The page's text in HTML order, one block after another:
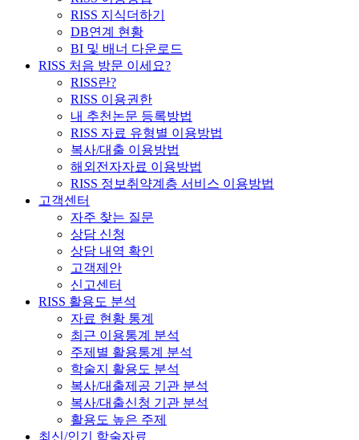
RISS 지식더하기
DB연계 현황
BI 및 배너 다운로드
RISS 처음 방문 이세요?
RISS란?
RISS 이용권한
내 추천논문 등록방법
RISS 자료 유형별 이용방법
복사/대출 이용방법
해외전자자료 이용방법
RISS 정보취약계층 서비스 이용방법
고객센터
자주 찾는 질문
상담 신청
상담 내역 확인
고객제안
신고센터
RISS 활용도 분석
자료 현황 통계
최근 이용통계 분석
주제별 활용통계 분석
학술지 활용도 분석
복사/대출제공 기관 분석
복사/대출신청 기관 분석
활용도 높은 주제
최신/인기 학술자료